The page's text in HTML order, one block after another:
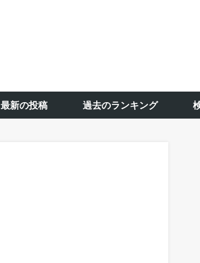
最新の投稿 過去のランキング